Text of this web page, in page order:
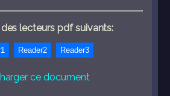
des lecteurs pdf suivants:
ce document